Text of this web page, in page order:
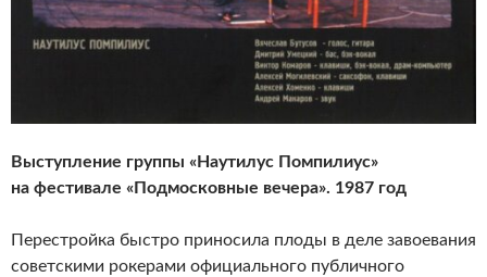
Выступление группы «Наутилус Помпилиус»
на фестивале «Подмосковные вечера». 1987 год
Перестройка быстро приносила плоды в деле завоевания
советскими рокерами официального публичного